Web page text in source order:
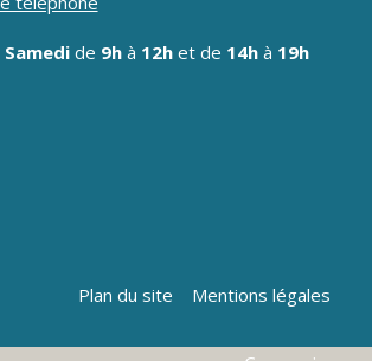
Samedide 9hà 12het de 14hà 19h
Plan du site Mentions légales
sont manipulées.